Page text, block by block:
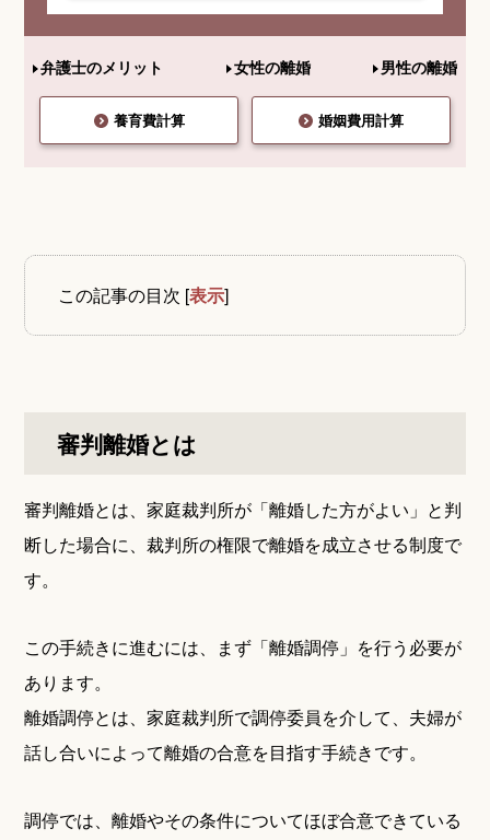
弁護士のメリット 女性の離婚 男性の離婚
養育費計算 婚姻費用計算
この記事の目次 [表示]
審判離婚とは
審判離婚とは、家庭裁判所が「離婚した方がよい」と判
断した場合に、裁判所の権限で離婚を成立させる制度で
す。
この手続きに進むには、まず「離婚調停」を行う必要が
あります。
離婚調停とは、家庭裁判所で調停委員を介して、夫婦が
話し合いによって離婚の合意を目指す手続きです。
調停では、離婚やその条件についてほぼ合意できている